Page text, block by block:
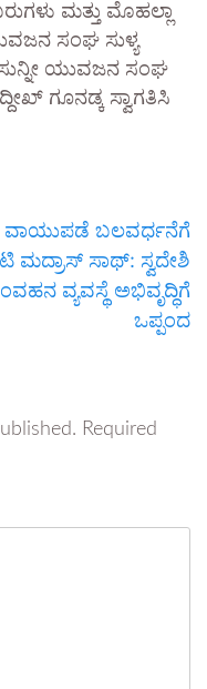
ಮತ್ತು ಮೊಹಲ್ಲಾ
ಸಂಘ ಸುಳ್ಯ
ಯುವಜನ ಸಂಘ
ಗೂನಡ್ಕ ಸ್ವಾಗತಿಸಿ
ವಾಯುಪಡೆ ಬಲವರ್ಧನೆಗೆ
ಮದ್ರಾಸ್ ಸಾಥ್: ಸ್ವದೇಶಿ
ವ್ಯವಸ್ಥೆ ಅಭಿವೃದ್ಧಿಗೆ
ಒಪ್ಪಂದ
Required